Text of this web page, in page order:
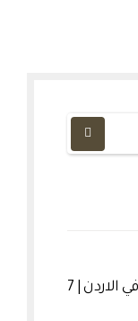
أفضل دكتور اسنان في الاردن | 7